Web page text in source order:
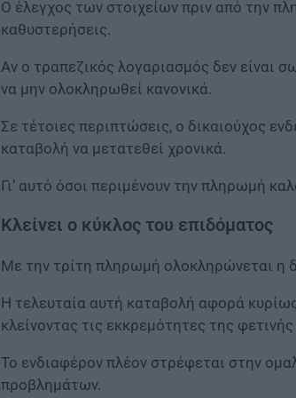
Ο έλεγχος των στοιχείων πριν από την
καθυστερήσεις.
Αν ο τραπεζικός λογαριασμός δεν είναι
να μην ολοκληρωθεί κανονικά.
Σε τέτοιες περιπτώσεις, ο δικαιούχος
καταβολή να μετατεθεί χρονικά.
Γι’ αυτό όσοι περιμένουν την πληρωμή
Κλείνει ο κύκλος του επιδόματος
Με την τρίτη πληρωμή ολοκληρώνεται η
Η τελευταία αυτή καταβολή αφορά
κλείνοντας τις εκκρεμότητες της
Το ενδιαφέρον πλέον στρέφεται στην
προβλημάτων.